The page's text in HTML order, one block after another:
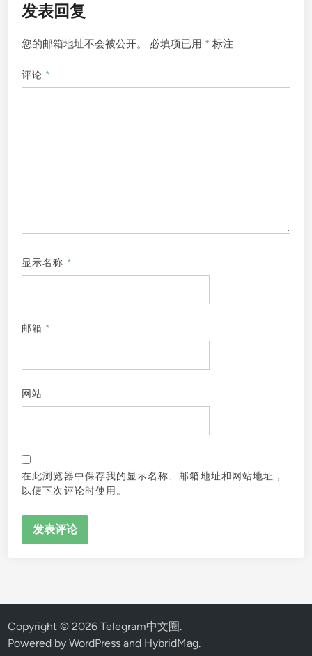
发表回复
您的邮箱地址不会被公开。 必填项已用 * 标注
评论 *
显示名称 *
邮箱 *
网站
在此浏览器中保存我的显示名称、邮箱地址和网站地址，
以便下次评论时使用。
Copyright © 2026Telegram中文圈.
Powered byWordPress and HybridMag.